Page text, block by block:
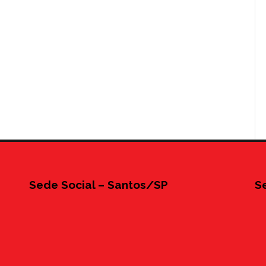
Sede Social – Santos/SP